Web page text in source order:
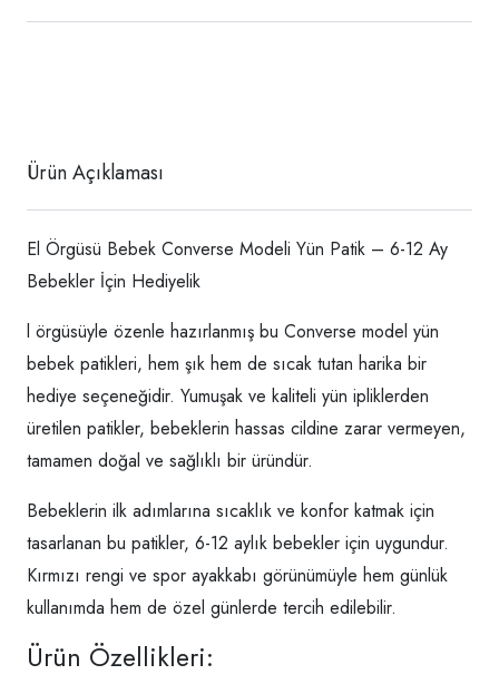
Ürün Açıklaması
El Örgüsü Bebek Converse Modeli Yün Patik – 6-12 Ay
Bebekler İçin Hediyelik
l örgüsüyle özenle hazırlanmış bu Converse model yün
bebek patikleri, hem şık hem de sıcak tutan harika bir
hediye seçeneğidir. Yumuşak ve kaliteli yün ipliklerden
üretilen patikler, bebeklerin hassas cildine zarar vermeyen,
tamamen doğal ve sağlıklı bir üründür.
Bebeklerin ilk adımlarına sıcaklık ve konfor katmak için
tasarlanan bu patikler, 6-12 aylık bebekler için uygundur.
Kırmızı rengi ve spor ayakkabı görünümüyle hem günlük
kullanımda hem de özel günlerde tercih edilebilir.
Ürün Özellikleri: